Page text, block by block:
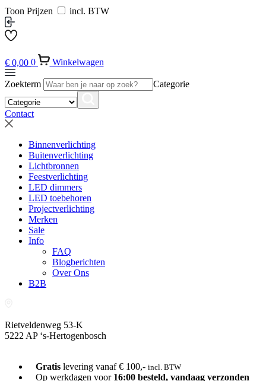
Toon Prijzen incl. BTW
€ 0,00 0 Winkelwagen
Zoekterm Categorie
Contact
Binnenverlichting
Buitenverlichting
Lichtbronnen
Feestverlichting
LED dimmers
LED toebehoren
Projectverlichting
Merken
Sale
Info
FAQ
Blogberichten
Over Ons
B2B
Rietveldenweg 53-K
5222 AP ‘s-Hertogenbosch
Gratislevering vanaf € 100,- incl. BTW
Op werkdagen voor 16:00 besteld, vandaag verzonden